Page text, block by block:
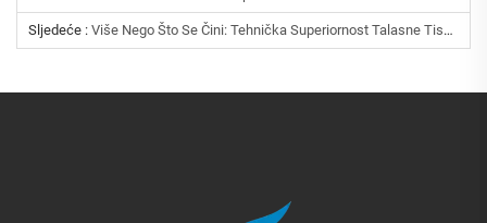
Sljedeće : Više Nego Što Se Čini: Tehnička Superiornost Talasne Tiskarske Tehnike Za Fleksibilno Pakiranje